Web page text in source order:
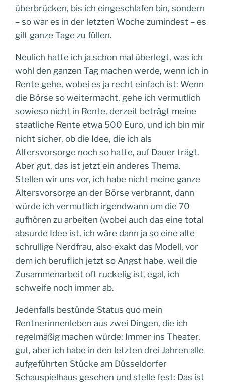
überbrücken, bis ich eingeschlafen bin, sondern
– so war es in der letzten Woche zumindest – es
gilt ganze Tage zu füllen.
Neulich hatte ich ja schon mal überlegt, was ich
wohl den ganzen Tag machen werde, wenn ich in
Rente gehe, wobei es ja recht einfach ist: Wenn
die Börse so weitermacht, gehe ich vermutlich
sowieso nicht in Rente, derzeit beträgt meine
staatliche Rente etwa 500 Euro, und ich bin mir
nicht sicher, ob die Idee, die ich als
Altersvorsorge noch so hatte, auf Dauer trägt.
Aber gut, das ist jetzt ein anderes Thema.
Stellen wir uns vor, ich habe nicht meine ganze
Altersvorsorge an der Börse verbrannt, dann
würde ich vermutlich irgendwann um die 70
aufhören zu arbeiten (wobei auch das eine total
absurde Idee ist, ich wäre dann ja so eine alte
schrullige Nerdfrau, also exakt das Modell, vor
dem ich beruflich jetzt so Angst habe, weil die
Zusammenarbeit oft ruckelig ist, egal, ich
schweife noch immer ab.
Jedenfalls bestünde Status quo mein
Rentnerinnenleben aus zwei Dingen, die ich
regelmäßig machen würde: Immer ins Theater,
gut, aber ich habe in den letzten drei Jahren alle
aufgeführten Stücke am Düsseldorfer
Schauspielhaus gesehen und stelle fest: Das ist